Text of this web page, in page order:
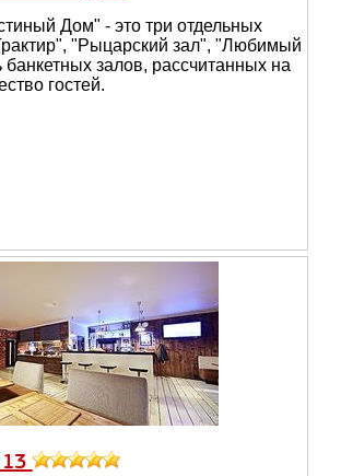
Дом" - это три отдельных
"Рыцарский зал", "Любимый
банкетных залов, рассчитанных на
гостей.